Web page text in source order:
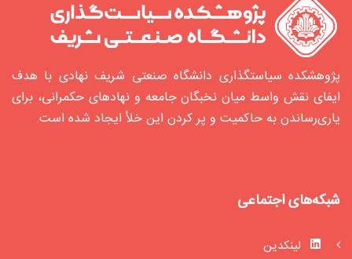
پژوهشکده سیاستگذاری دانشگاه صنعتی شریف نهادی با هدف
ایفای نقش واسط میان نخبگان جامعه و نهادهای حکمرانی، برای
یاری‌رساندن به حاکمیت و پر کردن این خلأ ایجاد شده‌ است.
شبکه‌های اجتماعی
لینکدین